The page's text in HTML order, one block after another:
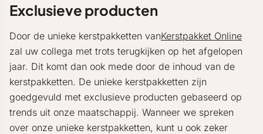
Exclusieve producten
Door de unieke kerstpakketten vanKerstpakket Online
zal uw collega met trots terugkijken op het afgelopen
jaar. Dit komt dan ook mede door de inhoud van de
kerstpakketten. De unieke kerstpakketten zijn
goedgevuld met exclusieve producten gebaseerd op
trends uit onze maatschappij. Wanneer we spreken
over onze unieke kerstpakketten, kunt u ook zeker